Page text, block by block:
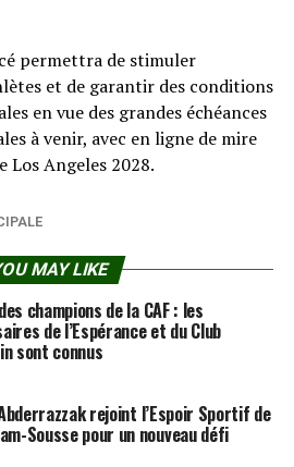
permettra de stimuler
et de garantir des conditions
en vue des grandes échéances
à venir, avec en ligne de mire
Los Angeles 2028.
MAY LIKE
champions de la CAF : les
de l’Espérance et du Club
sont connus
rejoint l’Espoir Sportif de
Sousse pour un nouveau défi